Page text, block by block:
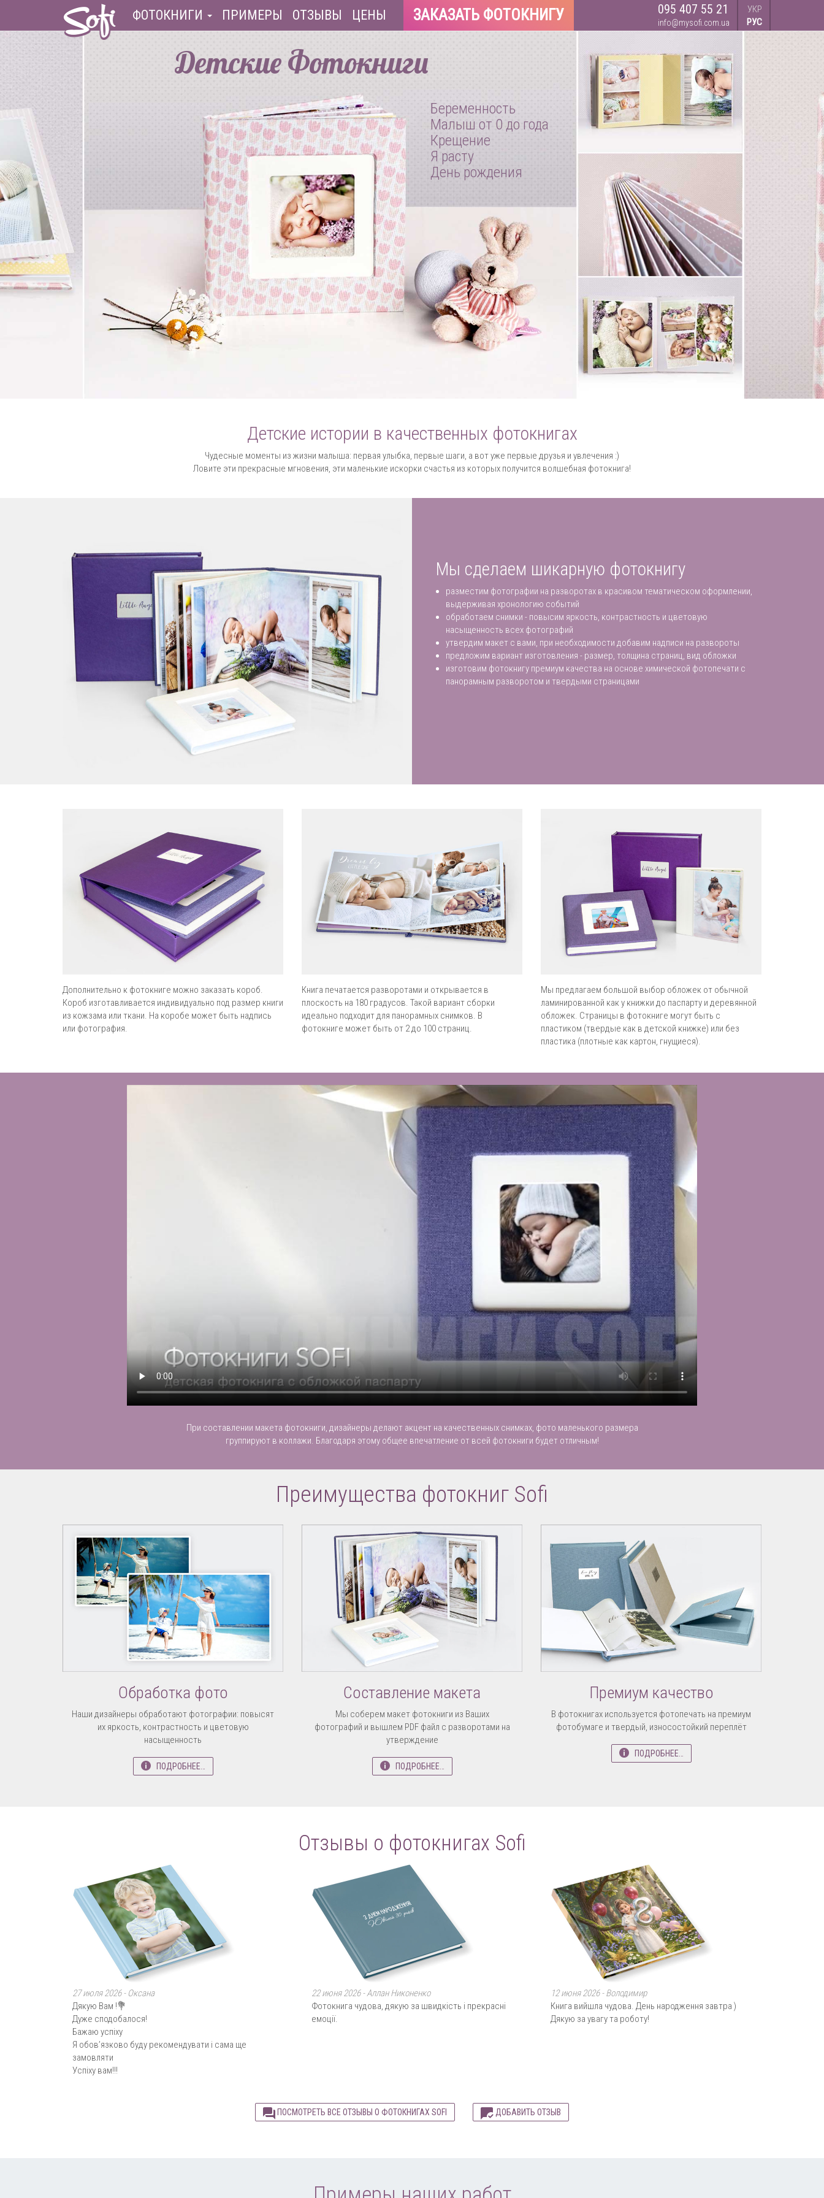
ФОТОКНИГИ ПРИМЕРЫ ОТЗЫВЫ ЦЕНЫ ЗАКАЗАТЬ ФОТОКНИГУ
УКР
РУС
095 407 55 21
info@mysofi.com.ua
Детские Фотокниги
Беременность
Малыш от 0 до года
Крещение
Я расту
День рождения
Детские истории в качественных фотокнигах
Чудесные моменты из жизни малыша: первая улыбка, первые шаги, а вот уже первые друзья и увлечения :)
Ловите эти прекрасные мгновения, эти маленькие искорки счастья из которых получится волшебная фотокнига!
Мы сделаем шикарную фотокнигу
разместим фотографии на разворотах в красивом тематическом оформлении,
выдерживая хронологию событий
обработаем снимки - повысим яркость, контрастность и цветовую
насыщенность всех фотографий
утвердим макет с вами, при необходимости добавим надписи на развороты
предложим вариант изготовления - размер, толщина страниц, вид обложки
изготовим фотокнигу премиум качества на основе химической фотопечати с
панорамным разворотом и твердыми страницами
Дополнительно к фотокниге можно заказать короб.
Короб изготавливается индивидуально под размер книги
из кожзама или ткани. На коробе может быть надпись
или фотография.
Книга печатается разворотами и открывается в
плоскость на 180 градусов. Такой вариант сборки
идеально подходит для панорамных снимков. В
фотокниге может быть от 2 до 100 страниц.
Мы предлагаем большой выбор обложек от обычной
ламинированной как у книжки до паспарту и деревянной
обложек. Страницы в фотокниге могут быть с
пластиком (твердые как в детской книжке) или без
пластика (плотные как картон, гнущиеся).
При составлении макета фотокниги, дизайнеры делают акцент на качественных снимках, фото маленького размера
группируют в коллажи. Благодаря этому общее впечатление от всей фотокниги будет отличным!
Преимущества фотокниг Sofi
Обработка фото
Наши дизайнеры обработают фотографии: повысят
их яркость, контрастность и цветовую
насыщенность
ПОДРОБНЕЕ…
Составление макета
Мы соберем макет фотокниги из Ваших
фотографий и вышлем PDF файл с разворотами на
утверждение
ПОДРОБНЕЕ…
Премиум качество
В фотокнигах используется фотопечать на премиум
фотобумаге и твердый, износостойкий переплёт
ПОДРОБНЕЕ…
Отзывы о фотокнигах Sofi
27 июля 2026 - Оксана
Дякую Вам !💐
Дуже сподобалося!
Бажаю успіху
Я обовʼязково буду рекомендувати і сама ще
замовляти
Успіху вам!!!
22 июня 2026 -Аллан Никоненко
Фотокнига чудова, дякую за швидкість і прекрасні
емоції.
12 июня 2026 -Володимир
Книга вийшла чудова. День народження завтра )
Дякую за увагу та роботу!
ПОСМОТРЕТЬ ВСЕ ОТЗЫВЫ О ФОТОКНИГАХ SOFI ДОБАВИТЬ ОТЗЫВ